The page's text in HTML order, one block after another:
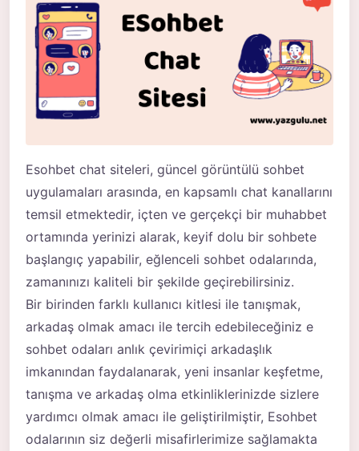
Esohbet chat siteleri, güncel görüntülü sohbet
uygulamaları arasında, en kapsamlı chat kanallarını
temsil etmektedir, içten ve gerçekçi bir muhabbet
ortamında yerinizi alarak, keyif dolu bir sohbete
başlangıç yapabilir, eğlenceli sohbet odalarında,
zamanınızı kaliteli bir şekilde geçirebilirsiniz.
Bir birinden farklı kullanıcı kitlesi ile tanışmak,
arkadaş olmak amacı ile tercih edebileceğiniz e
sohbet odaları anlık çevirimiçi arkadaşlık
imkanından faydalanarak, yeni insanlar keşfetme,
tanışma ve arkadaş olma etkinliklerinizde sizlere
yardımcı olmak amacı ile geliştirilmiştir, Esohbet
odalarının siz değerli misafirlerimize sağlamakta